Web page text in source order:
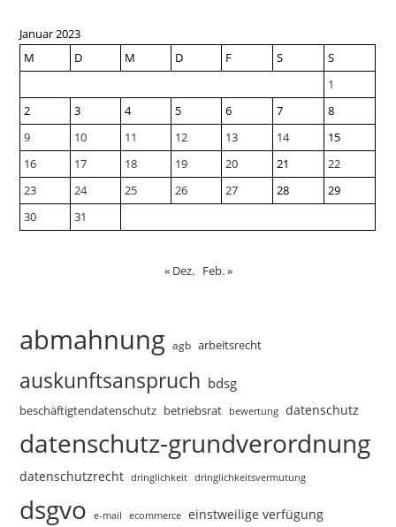
Januar 2023
M
D M D F S
S
1
2
3 4 5 6 7
8
9
10 11 12 13 14
15
16
17 18 19 20 21
22
23
24 25 26 27 28
29
30
31
« Dez. Feb. »
abmahnung agb arbeitsrecht
auskunftsanspruch bdsg
beschäftigtendatenschutz betriebsrat bewertung datenschutz
datenschutz-grundverordnung
datenschutzrecht dringlichkeit dringlichkeitsvermutung
dsgvo e-mail ecommerce einstweilige verfügung